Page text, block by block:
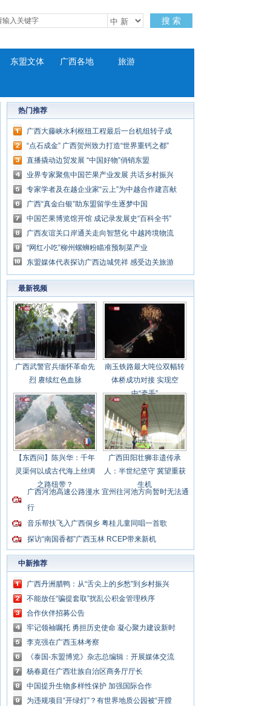
搜 索
东盟文体 广西各地 旅游
热门推荐
广西大藤峡水利枢纽工程最后一台机组转子成
功吊装
“点石成金” 广西贺州致力打造“世界重钙之都”
直播撬动边贸发展 “中国好物”俏销东盟
业界专家聚焦中国芒果产业发展 共话乡村振兴
专家学者及在越企业家“云上”为中越合作建言献
策
广西“真金白银”助东盟留学生逐梦中国
中国芒果博览馆开馆 成记录发展史“百科全书”
广西友谊关口岸通关走向智慧化 中越跨境物流
更畅通
“网红小吃”柳州螺蛳粉瞄准预制菜产业
东盟媒体代表探访广西边城凭祥 感受边关旅游
活力
最新视频
广西武警官兵缅怀革命先
烈 赓续红色血脉
南玉铁路最大吨位双幅转
体桥成功对接 实现空
中“牵手”
【东西问】陈兴华：千年
灵渠何以成古代海上丝绸
之路纽带？
广西田阳壮狮非遗传承
人：半世纪坚守 冀望重获
生机
广西河池高速公路漫水 宜州往河池方向暂时无法通
行
音乐帮扶飞入广西侗乡 粤桂儿童同唱一首歌
探访“南国香都”广西玉林 RCEP带来新机
中新推荐
广西丹洲腊鸭：从“舌尖上的乡愁”到乡村振兴
的“利器”
不能放任“骗提套取”扰乱公积金管理秩序
合作伙伴招募公告
牢记领袖嘱托 勇担历史使命 凝心聚力建设新时
代中国特色社会主义壮美广西
李克强在广西玉林考察
《泰国-东盟博览》杂志总编辑：开展媒体交流
讲好中国与东盟合作故事
杨春庭任广西壮族自治区商务厅厅长
中国提升生物多样性保护 加强国际合作
为违规项目“开绿灯”？有世界地质公园被“开膛